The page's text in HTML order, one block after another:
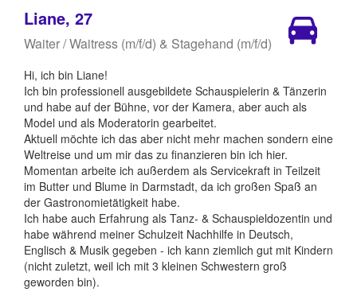
Liane, 27
Waiter / Waitress (m/f/d) & Stagehand (m/f/d)
Hi, ich bin Liane!
Ich bin professionell ausgebildete Schauspielerin & Tänzerin
und habe auf der Bühne, vor der Kamera, aber auch als
Model und als Moderatorin gearbeitet.
Aktuell möchte ich das aber nicht mehr machen sondern eine
Weltreise und um mir das zu finanzieren bin ich hier.
Momentan arbeite ich außerdem als Servicekraft in Teilzeit
im Butter und Blume in Darmstadt, da ich großen Spaß an
der Gastronomietätigkeit habe.
Ich habe auch Erfahrung als Tanz- & Schauspieldozentin und
habe während meiner Schulzeit Nachhilfe in Deutsch,
Englisch & Musik gegeben - ich kann ziemlich gut mit Kindern
(nicht zuletzt, weil ich mit 3 kleinen Schwestern groß
geworden bin).